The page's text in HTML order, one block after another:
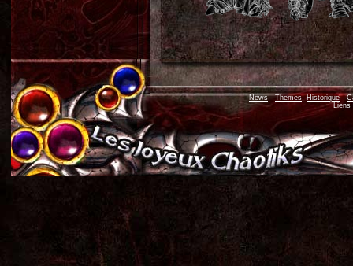
News-Themes-Historique-
Liens